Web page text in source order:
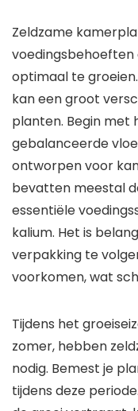
Zeldzame
voedingsbehoeften
optimaal te
kan een groot
planten. Begin met
gebalanceerde
ontworpen voor
bevatten meestal
essentiële
kalium. Het is
verpakking te
voorkomen, wat
Tijdens het
zomer, hebben
nodig. Bemest je
tijdens deze